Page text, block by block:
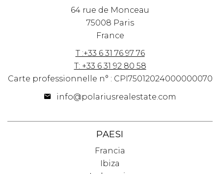
64 rue de Monceau
75008 Paris
France
T :+33 6 31 76 97 76
T: +33 6 31 92 80 58
Carte professionnelle n° : CPI75012024000000070
info@polariusrealestate.com
PAESI
Francia
Ibiza